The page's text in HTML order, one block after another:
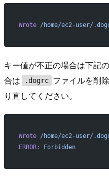
Wrote /home/ec2-user/
キー値が不正の場合は下記
合は
.dogrc ファイルを削
り直してください。
Wrote /home/ec2-user/
ERROR:
Forbidden